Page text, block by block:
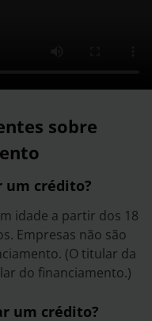
sobre
um crédito?
idade a partir dos 18
Empresas não são
(O titular da
do financiamento.)
um crédito?